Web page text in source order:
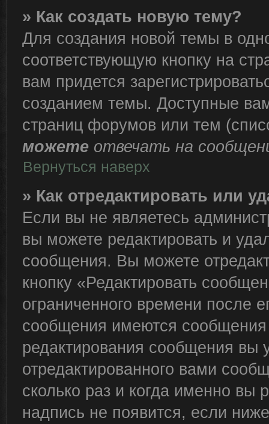
» Как создать новую тему?
Для создания новой темы в
соответствующую кнопку на
вам придется
созданием темы. Доступные
страниц форумов или тем
можете отвечать на
Вернуться наверх
» Как отредактировать или
Если вы не являетесь
вы можете редактировать и
сообщения. Вы можете
кнопку «Редактировать
ограниченного времени после
сообщения имеются сообщения
редактирования сообщения
отредактированного вами
сколько раз и когда именно вы
надпись не появится, если